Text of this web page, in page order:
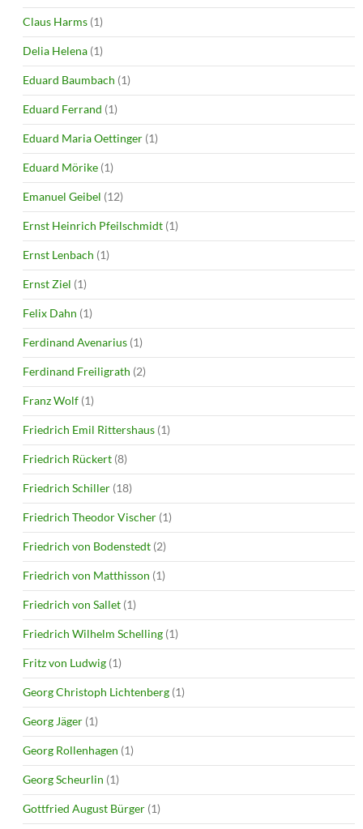
Claus Harms (1)
Delia Helena (1)
Eduard Baumbach (1)
Eduard Ferrand (1)
Eduard Maria Oettinger (1)
Eduard Mörike (1)
Emanuel Geibel (12)
Ernst Heinrich Pfeilschmidt (1)
Ernst Lenbach (1)
Ernst Ziel (1)
Felix Dahn (1)
Ferdinand Avenarius (1)
Ferdinand Freiligrath (2)
Franz Wolf (1)
Friedrich Emil Rittershaus (1)
Friedrich Rückert (8)
Friedrich Schiller (18)
Friedrich Theodor Vischer (1)
Friedrich von Bodenstedt (2)
Friedrich von Matthisson (1)
Friedrich von Sallet (1)
Friedrich Wilhelm Schelling (1)
Fritz von Ludwig (1)
Georg Christoph Lichtenberg (1)
Georg Jäger (1)
Georg Rollenhagen (1)
Georg Scheurlin (1)
Gottfried August Bürger (1)